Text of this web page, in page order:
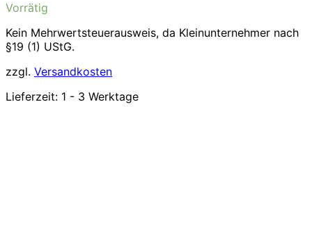
Vorrätig
Kein Mehrwertsteuerausweis, da Kleinunternehmer nach
§19 (1) UStG.
zzgl. Versandkosten
Lieferzeit: 1 - 3 Werktage